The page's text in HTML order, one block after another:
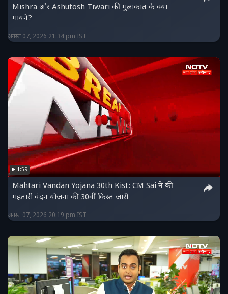
Mishra और Ashutosh Tiwari की मुलाकात के क्या
मायने?
अगस्त 07, 2026 21:34 pm IST
1:59
Mahtari Vandan Yojana 30th Kist: CM Sai ने की
महतारी वंदन योजना की 30वीं किस्त जारी
अगस्त 07, 2026 20:19 pm IST